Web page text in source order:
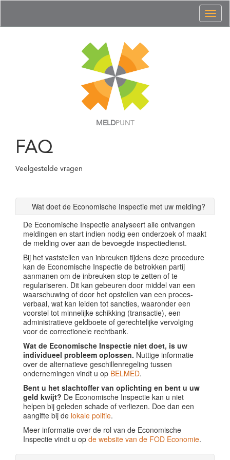
MELDPUNT
FAQ
Veelgestelde vragen
Wat doet de Economische Inspectie met uw melding?
De Economische Inspectie analyseert alle ontvangen
meldingen en start indien nodig een onderzoek of maakt
de melding over aan de bevoegde inspectiedienst.
Bij het vaststellen van inbreuken tijdens deze procedure
kan de Economische Inspectie de betrokken partij
aanmanen om de inbreuken stop te zetten of te
regulariseren. Dit kan gebeuren door middel van een
waarschuwing of door het opstellen van een proces-
verbaal, wat kan leiden tot sancties, waaronder een
voorstel tot minnelijke schikking (transactie), een
administratieve geldboete of gerechtelijke vervolging
voor de correctionele rechtbank.
Wat de Economische Inspectie niet doet, is uw
individueel probleem oplossen. Nuttige informatie
over de alternatieve geschillenregeling tussen
ondernemingen vindt u op BELMED.
Bent u het slachtoffer van oplichting en bent u uw
geld kwijt? De Economische Inspectie kan u niet
helpen bij geleden schade of verliezen. Doe dan een
aangifte bij de lokale politie.
Meer informatie over de rol van de Economische
Inspectie vindt u op de website van de FOD Economie.